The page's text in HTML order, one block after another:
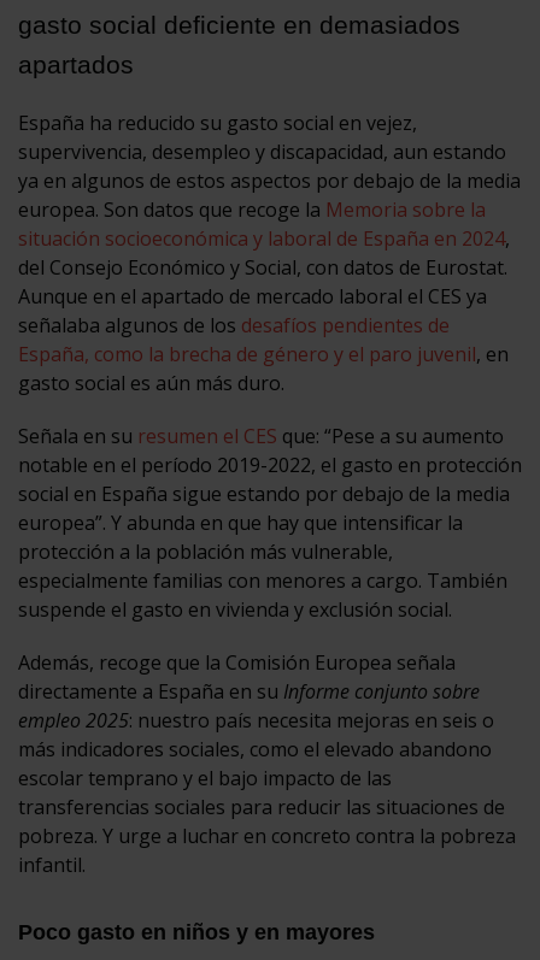
gasto social deficiente en demasiados
apartados
España ha reducido su gasto social en vejez,
supervivencia, desempleo y discapacidad, aun estando
ya en algunos de estos aspectos por debajo de la media
europea. Son datos que recoge la Memoria sobre la
situación socioeconómica y laboral de España en 2024,
del Consejo Económico y Social, con datos de Eurostat.
Aunque en el apartado de mercado laboral el CES ya
señalaba algunos de los desafíos pendientes de
España, como la brecha de género y el paro juvenil, en
gasto social es aún más duro.
Señala en su resumen el CES que: “Pese a su aumento
notable en el período 2019-2022, el gasto en protección
social en España sigue estando por debajo de la media
europea”. Y abunda en que hay que intensificar la
protección a la población más vulnerable,
especialmente familias con menores a cargo. También
suspende el gasto en vivienda y exclusión social.
Además, recoge que la Comisión Europea señala
directamente a España en su Informe conjunto sobre
empleo 2025: nuestro país necesita mejoras en seis o
más indicadores sociales, como el elevado abandono
escolar temprano y el bajo impacto de las
transferencias sociales para reducir las situaciones de
pobreza. Y urge a luchar en concreto contra la pobreza
infantil.
Poco gasto en niños y en mayores